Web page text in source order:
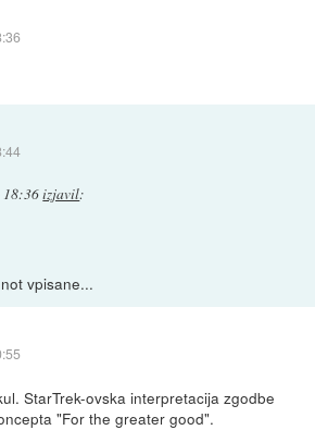
18:36izjavil:
vpisane...
StarTrek-ovska interpretacija zgodbe
"For the greater good".